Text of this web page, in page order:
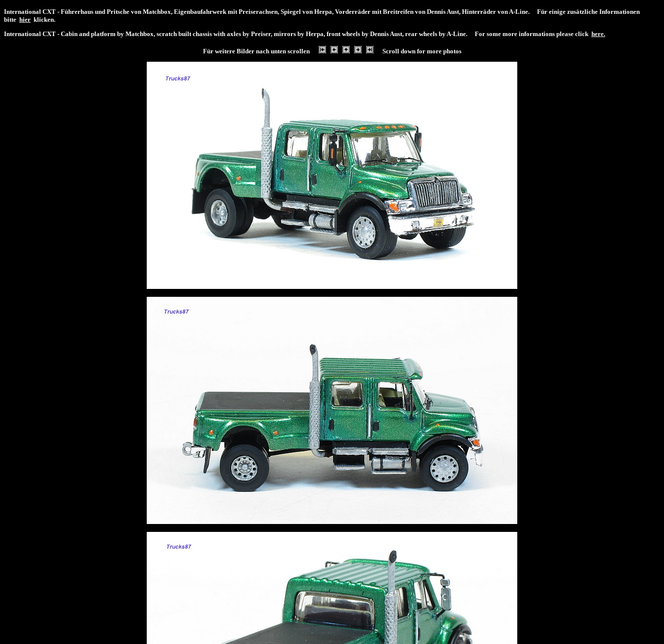
International CXT - Führerhaus und Pritsche von Matchbox, Eigenbaufahrwerk mit Preiserachsen, Spiegel von Herpa, Vorderräder mit Breitreifen von Dennis Aust, Hinterräder von A-Line. Für einige zusätzliche Informationen
bitte hier klicken.
International CXT - Cabin and platform by Matchbox, scratch built chassis with axles by Preiser, mirrors by Herpa, front wheels by Dennis Aust, rear wheels by A-Line. For some more informations please click here.
Für weitere Bilder nach unten scrollen Scroll down for more photos